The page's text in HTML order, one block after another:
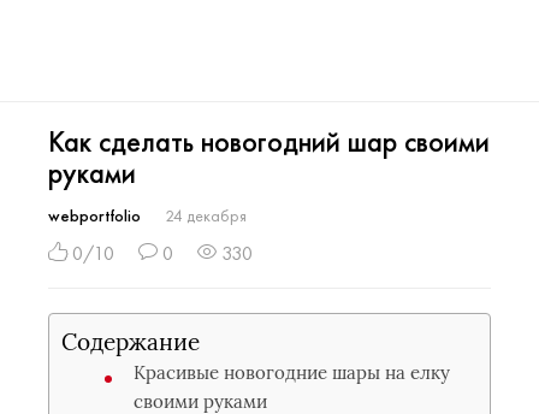
Как сделать новогодний шар своими
руками
webportfolio 24 декабря
0/10 0 330
Содержание
Красивые новогодние шары на елку
своими руками